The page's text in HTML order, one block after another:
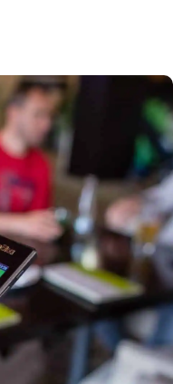
kraje, která
platby již ve
prodeji
[…]